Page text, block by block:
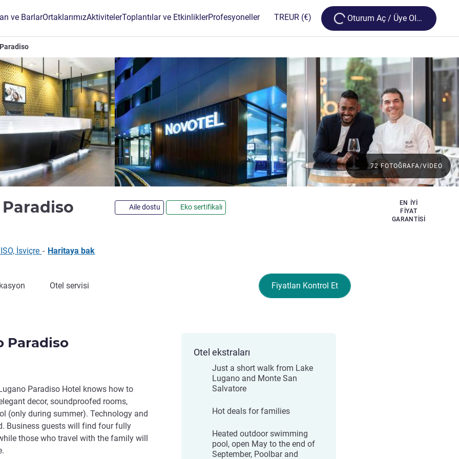
ve BarlarOrtaklarımızAktivitelerToplantılar ve EtkinliklerProfesyoneller TREUR (€) Loading...
Oturum Aç / Üye Olun
4,5 yıldız
Aile dostu Eko sertifikalı
EN IYI
FIYAT
GARANTISI
72 FOTOĞRAFA/VIDEO
İsviçre - Haritaya bak
Fiyatları Kontrol Et
Otel servisi
Paradiso
Paradiso Hotel knows how to
decor, soundproofed rooms,
(only during summer). Technology and
Business guests will find four fully
those who travel with the family will
Otel ekstraları
Just a short walk from Lake
Lugano and Monte San
Salvatore
Hot deals for families
Heated outdoor swimming
pool, open May to the end of
September, Poolbar and